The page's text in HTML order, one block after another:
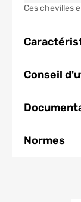
Ces chevilles
Conseil
Normes